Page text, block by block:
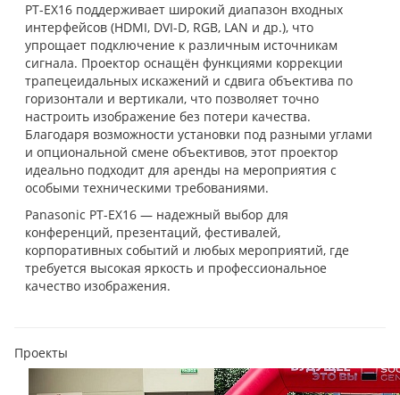
PT-EX16 поддерживает широкий диапазон входных
интерфейсов (HDMI, DVI-D, RGB, LAN и др.), что
упрощает подключение к различным источникам
сигнала. Проектор оснащён функциями коррекции
трапецеидальных искажений и сдвига объектива по
горизонтали и вертикали, что позволяет точно
настроить изображение без потери качества.
Благодаря возможности установки под разными углами
и опциональной смене объективов, этот проектор
идеально подходит для аренды на мероприятия с
особыми техническими требованиями.
Panasonic PT-EX16 — надежный выбор для
конференций, презентаций, фестивалей,
корпоративных событий и любых мероприятий, где
требуется высокая яркость и профессиональное
качество изображения.
Проекты